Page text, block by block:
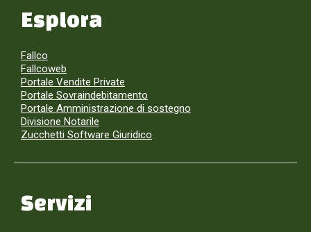
Esplora
Fallco
Fallcoweb
Portale Vendite Private
Portale Sovraindebitamento
Portale Amministrazione di sostegno
Divisione Notarile
Zucchetti Software Giuridico
Servizi